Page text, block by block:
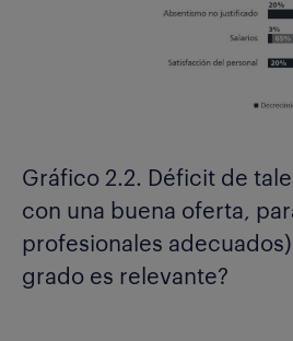
Gráfico 2.2. Déficit de
con una buena oferta,
profesionales
grado es relevante?